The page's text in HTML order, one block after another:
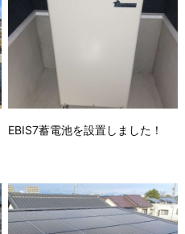
EBIS7蓄電池を設置しました！